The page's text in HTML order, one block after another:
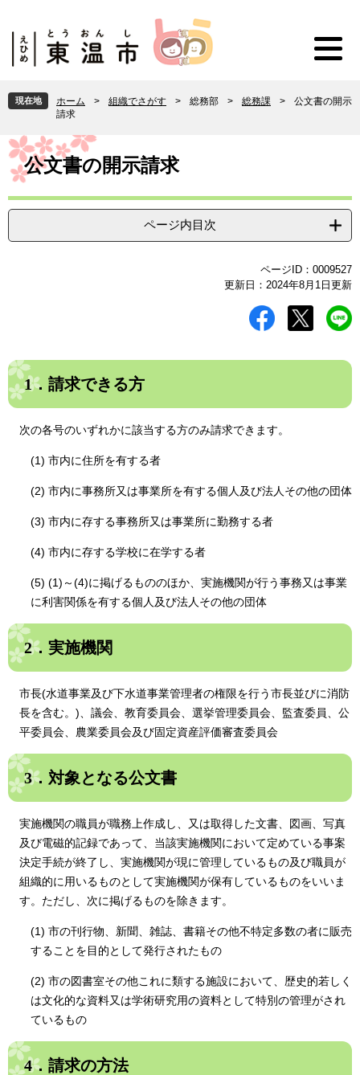
頭
で
。
飛
ば
て
本
へ
現在地 ホーム > 組織でさがす > 総務部 > 総務課 >
公文書の開示
請求
本
文 公文書の開示請求
ページ内目次
ページID：0009527
更新日：2024年8月1日更新
1．請求できる方
次の各号のいずれかに該当する方のみ請求できます。
(1) 市内に住所を有する者
(2) 市内に事務所又は事業所を有する個人及び法人その他の団体
(3) 市内に存する事務所又は事業所に勤務する者
(4) 市内に存する学校に在学する者
(5) (1)～(4)に掲げるもののほか、実施機関が行う事務又は事業
に利害関係を有する個人及び法人その他の団体
2．実施機関
市長(水道事業及び下水道事業管理者の権限を行う市長並びに消防
長を含む。)、議会、教育委員会、選挙管理委員会、監査委員、公
平委員会、農業委員会及び固定資産評価審査委員会
3．対象となる公文書
実施機関の職員が職務上作成し、又は取得した文書、図画、写真
及び電磁的記録であって、当該実施機関において定めている事案
決定手続が終了し、実施機関が現に管理しているもの及び職員が
組織的に用いるものとして実施機関が保有しているものをいいま
す。ただし、次に掲げるものを除きます。
(1) 市の刊行物、新聞、雑誌、書籍その他不特定多数の者に販売
することを目的として発行されたもの
(2) 市の図書室その他これに類する施設において、歴史的若しく
は文化的な資料又は学術研究用の資料として特別の管理がされ
ているもの
4．請求の方法